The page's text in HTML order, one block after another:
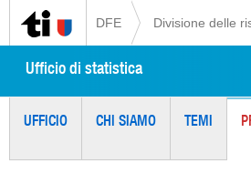
DFE Divisione delle
Ufficio di statistica
UFFICIO CHI SIAMO TEMI